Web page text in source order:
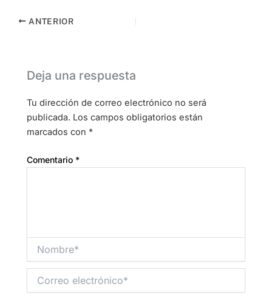
ANTERIOR
Deja una respuesta
Tu dirección de correo electrónico no será
publicada. Los campos obligatorios están
marcados con *
Comentario *